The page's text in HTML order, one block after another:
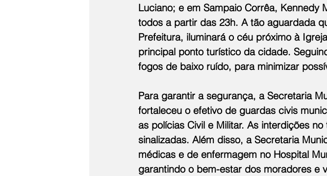
Luciano; e em Sampaio Corrêa, Kennedy
todos a partir das 23h. A tão aguardada
Prefeitura, iluminará o céu próximo à
principal ponto turístico da cidade.
fogos de baixo ruído, para minimizar
Para garantir a segurança, a Secretaria
fortaleceu o efetivo de guardas civis
as polícias Civil e Militar. As interdições
sinalizadas. Além disso, a Secretaria
médicas e de enfermagem no Hospital
garantindo o bem-estar dos moradores e